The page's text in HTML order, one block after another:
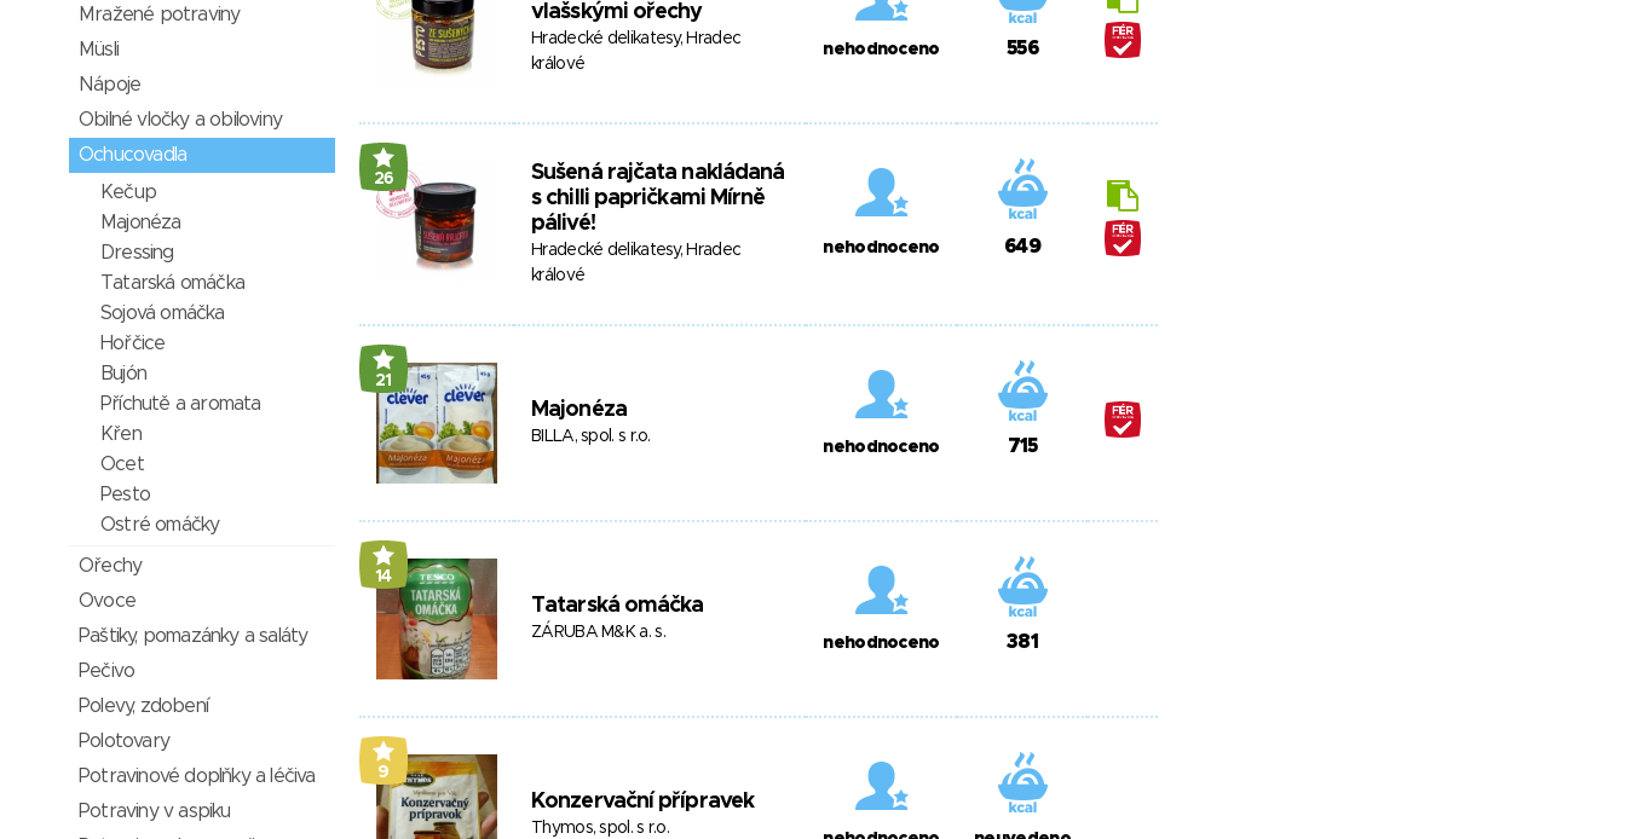
vlašskými ořechy
Hradecké delikatesy, Hradec
králové
nehodnoceno 556
26
Sušená rajčata nakládaná
s chilli papričkami Mírně
pálivé!
Hradecké delikatesy, Hradec
králové
nehodnoceno 649
21
Majonéza
BILLA, spol. s r.o.
nehodnoceno 715
14
Tatarská omáčka
ZÁRUBA M&K a. s.
nehodnoceno 381
9
Konzervační přípravek
Thymos, spol. s r.o.
Mražené potraviny
Müsli
Nápoje
Obilné vločky a obiloviny
Ochucovadla
Kečup
Majonéza
Dressing
Tatarská omáčka
Sojová omáčka
Hořčice
Bujón
Příchutě a aromata
Křen
Ocet
Pesto
Ostré omáčky
Ořechy
Ovoce
Paštiky, pomazánky a saláty
Pečivo
Polevy, zdobení
Polotovary
Potravinové doplňky a léčiva
Potraviny v aspiku